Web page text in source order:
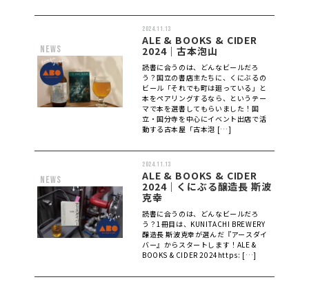
news
2024.11.13
ALE & BOOKS & CIDER
2024｜古本泡山
読書に合うのは、どんなビールだろ
う？国立の書店主たちに、くにぶるの
ビール「それでも町は廻っている」と
本をペアリングするなら、というテー
マで本を選書してもらいました！国
立・国分寺を中心にイベント出店で活
動する古本屋「古本泡 […]
news
2024.11.13
ALE & BOOKS & CIDER
2024｜くにぶる醸造長 斯波
克幸
読書に合うのは、どんなビールだろ
う？1冊目は、KUNITACHI BREWERY
醸造長 斯波克幸が選んだ『アースダイ
バー』からスタートします！ALE &
BOOKS & CIDER 2024https: […]